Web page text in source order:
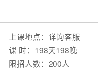
上课地点：详询客服
课 时：198天198晚
限招人数：200人